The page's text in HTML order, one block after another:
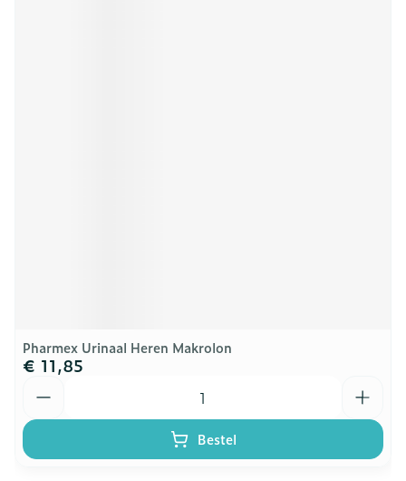
Pharmex Urinaal Heren Makrolon
€ 11,85
Bestel